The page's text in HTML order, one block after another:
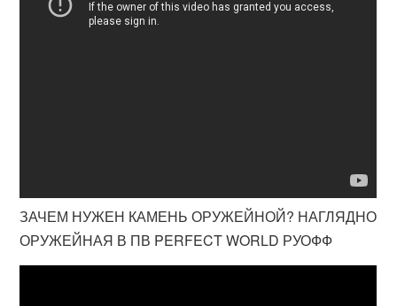
ЗАЧЕМ НУЖЕН КАМЕНЬ ОРУЖЕЙНОЙ? НАГЛЯДНО
ОРУЖЕЙНАЯ В ПВ PERFECT WORLD РУОФФ